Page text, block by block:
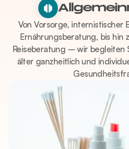
Praxis
Von Vorsorge, internistischer
Ernährungsberatung, bis hin
Reiseberatung – wir begleiten
älter ganzheitlich und